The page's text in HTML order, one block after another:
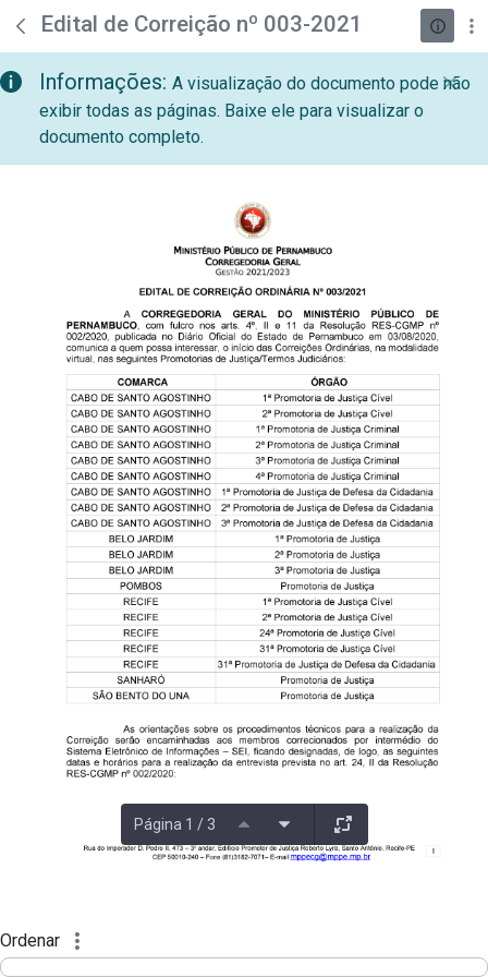
Pular para o Conteúdo principal
teste descricao
Edital de Correição nº 003-2021
Informações: A visualização do documento pode não
exibir todas as páginas. Baixe ele para visualizar o
documento completo.
Página 1 / 3
Ordenar